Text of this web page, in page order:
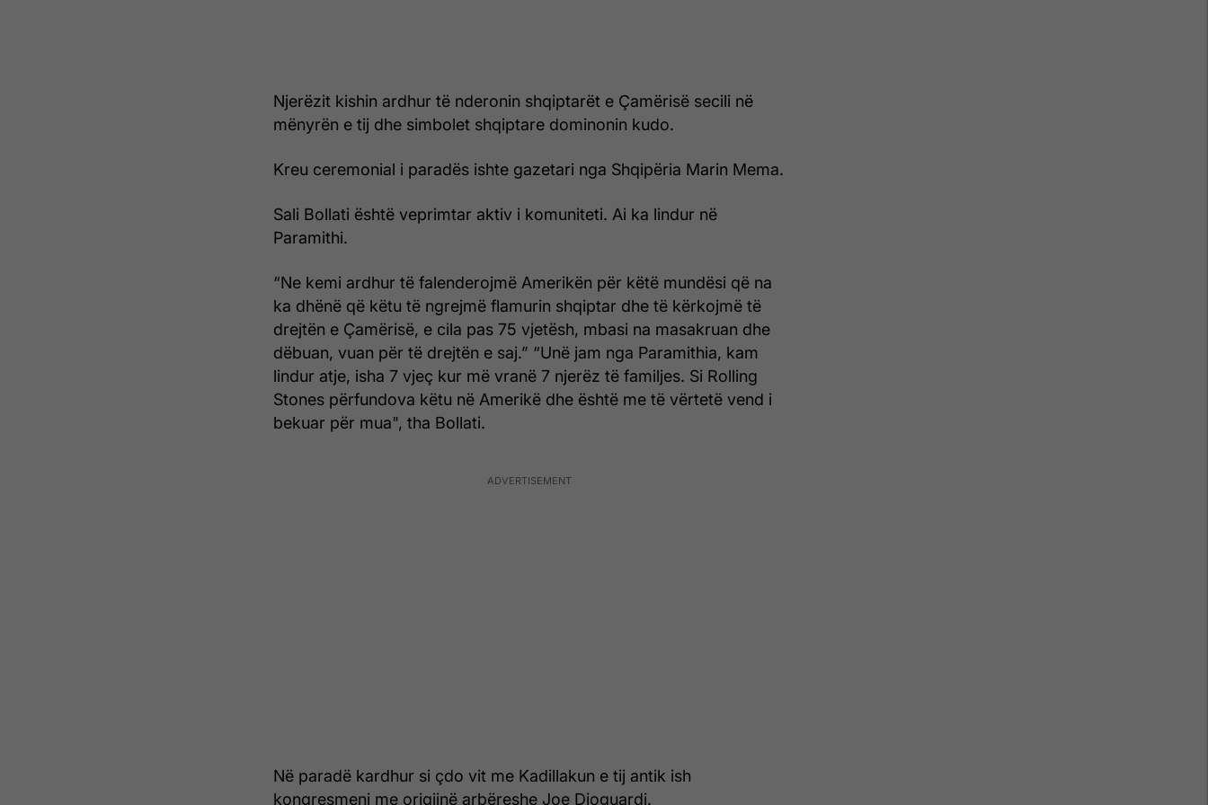
Njerëzit kishin ardhur të nderonin shqiptarët e Çamërisë secili në
mënyrën e tij dhe simbolet shqiptare dominonin kudo.
Kreu ceremonial i paradës ishte gazetari nga Shqipëria Marin Mema.
Sali Bollati është veprimtar aktiv i komuniteti. Ai ka lindur në
Paramithi.
“Ne kemi ardhur të falenderojmë Amerikën për këtë mundësi që na
ka dhënë që këtu të ngrejmë flamurin shqiptar dhe të kërkojmë të
drejtën e Çamërisë, e cila pas 75 vjetësh, mbasi na masakruan dhe
dëbuan, vuan për të drejtën e saj.” “Unë jam nga Paramithia, kam
lindur atje, isha 7 vjeç kur më vranë 7 njerëz të familjes. Si Rolling
Stones përfundova këtu në Amerikë dhe është me të vërtetë vend i
bekuar për mua", tha Bollati.
Në paradë kardhur si çdo vit me Kadillakun e tij antik ish
kongresmeni me origjinë arbëreshe Joe Dioguardi.